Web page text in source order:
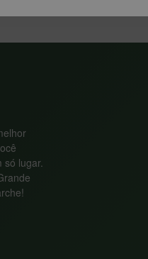
só lugar.